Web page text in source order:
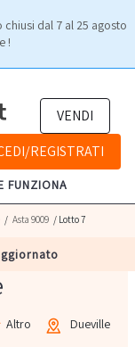
dal 7 al 25 agosto
!
VENDI
REGISTRATI
FUNZIONA
/ Asta 9009 / Lotto 7
Altro
Dueville